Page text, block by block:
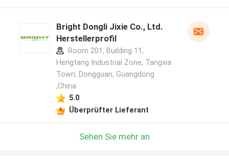
Bright Dongli Jixie Co., Ltd.
Herstellerprofil
Room 201, Building 11,
Hengtang Industrial Zone, Tangxia
Town, Dongguan, Guangdong
,China
5.0
Überprüfter Lieferant
Sehen Sie mehr an